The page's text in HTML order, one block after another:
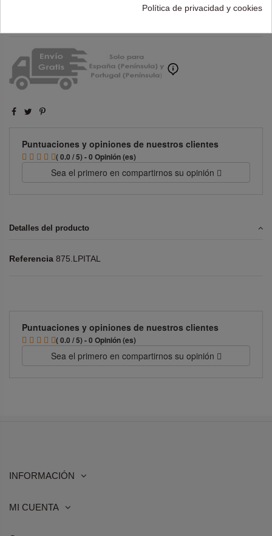
Añadir al carrito
Puntuaciones y opiniones de nuestros clientes
( 0.0 / 5) - 0 Opinión (es)
Sea el primero en compartirnos su opinión
Detalles del producto
Referencia 875.LPITAL
Puntuaciones y opiniones de nuestros clientes
( 0.0 / 5) - 0 Opinión (es)
Sea el primero en compartirnos su opinión
INFORMACIÓN
MI CUENTA
Política de privacidad y cookies